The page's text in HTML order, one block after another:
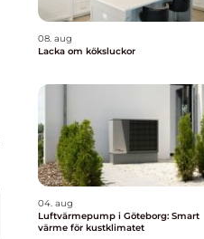
08. aug
Lacka om köksluckor
04. aug
Luftvärmepump i Göteborg: Smart
värme för kustklimatet